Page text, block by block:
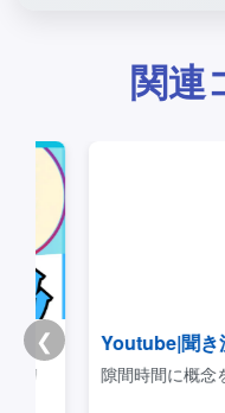
関連
❮ Youtube|聞き流
隙間時間に概念を